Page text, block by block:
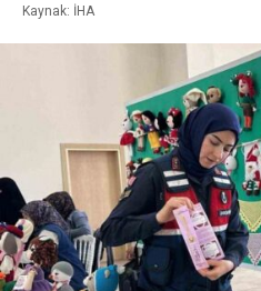
Kaynak: İHA